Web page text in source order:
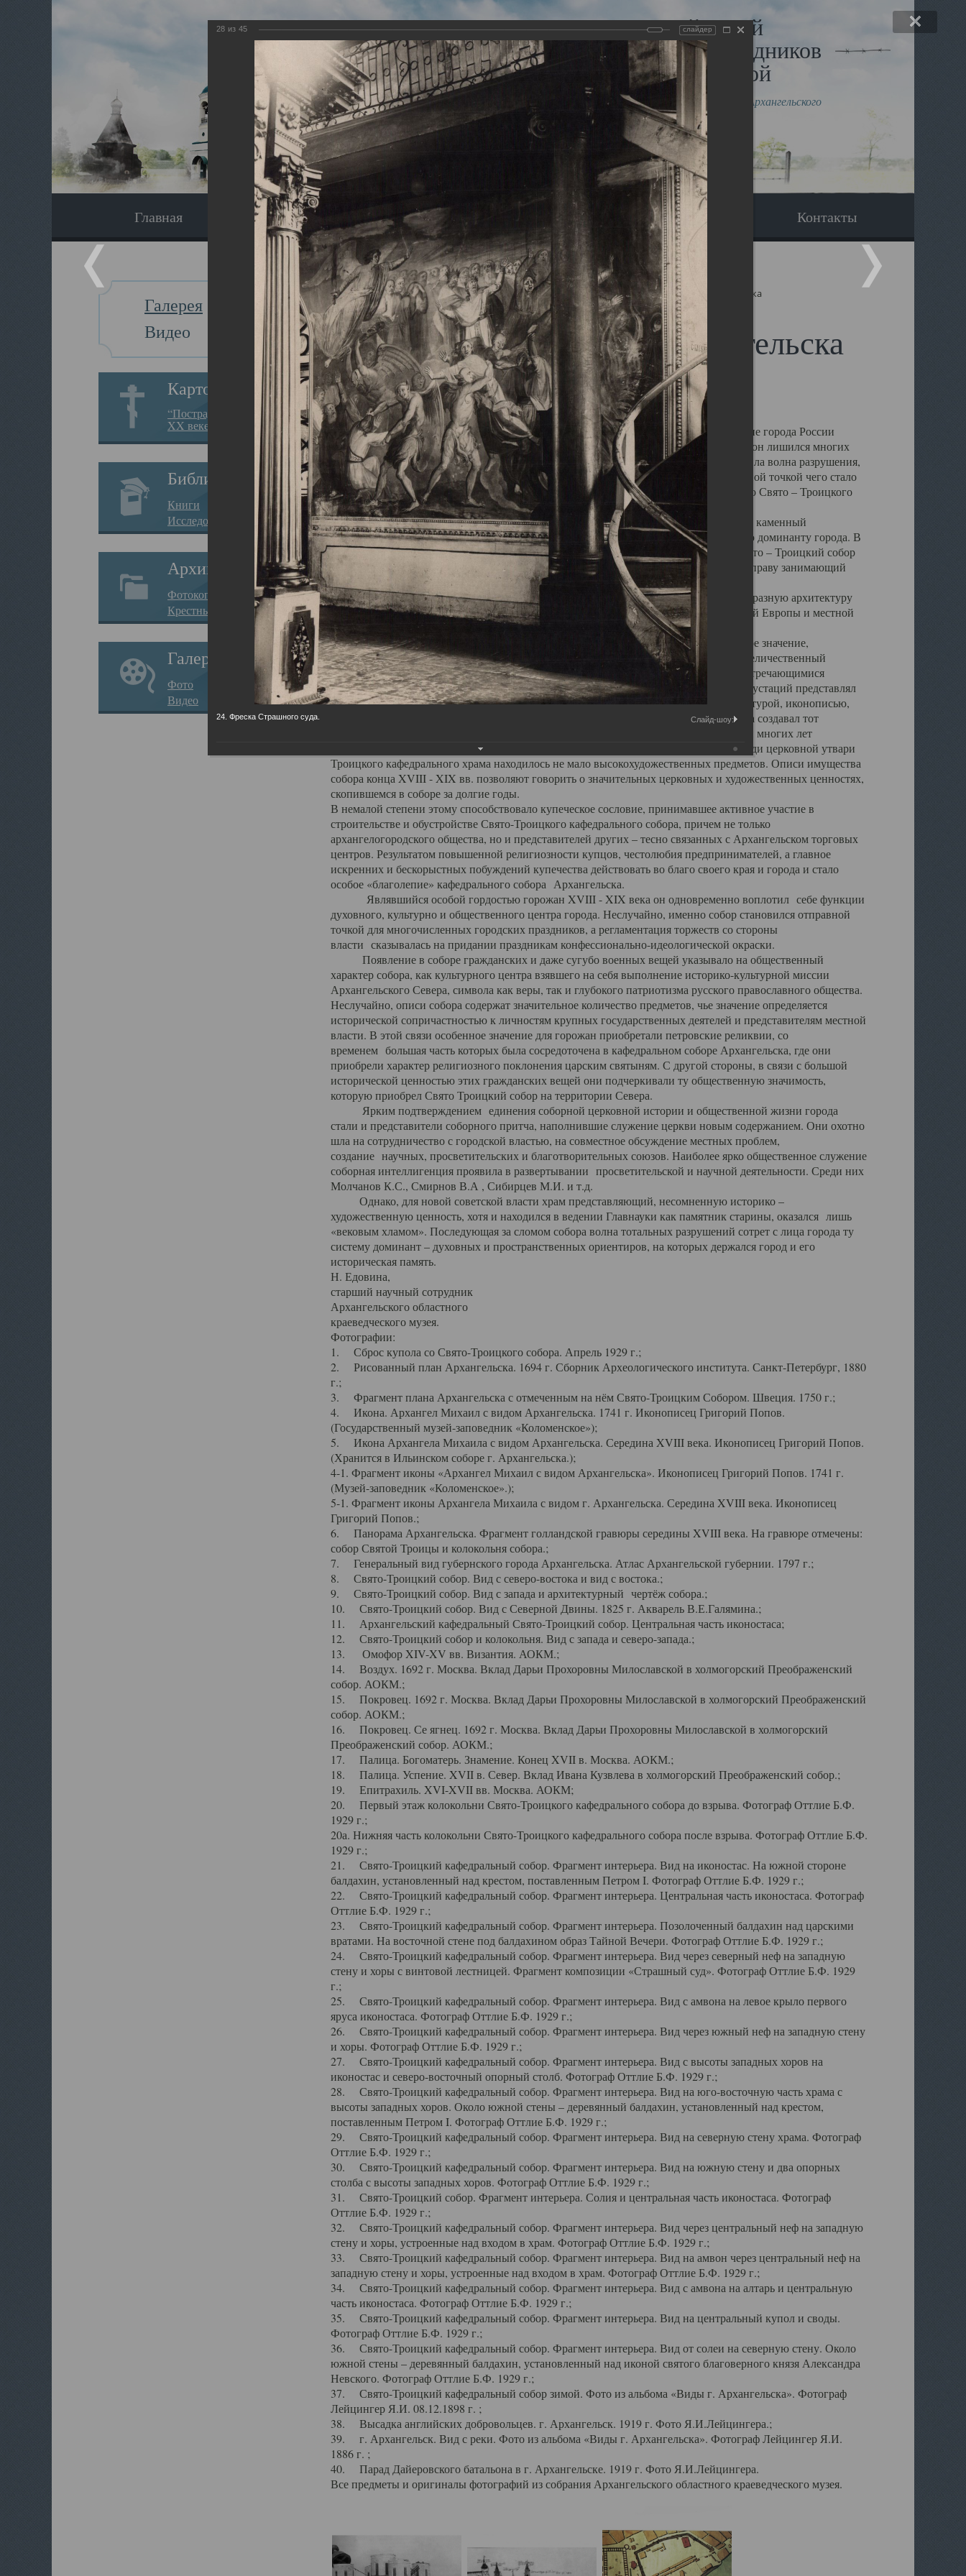
Виртуальный музей
Новомучеников и исповедников
Земли Архангельской
Сайт создан по благословлению митрополита Архангельского
и Холмогорского Даниила
Главная Экскурсия Наследники Галерея Вопрос-ответ Контакты
Галерея
Видео
Картотека
“Пострадавшие за веру в
XX веке на Севере”
Библиотека
Книги
Исследования
Архив
Фотокопии дел
Крестные ходы
Галерея
Фото
Видео
Главная Галерея Храмы-мученики Архангельска Свято-Троицкий собор Архангельска
Свято-Троицкий собор Архангельска
Свято-Троицкий собор Архангельска
23.12.2015
Сегодня мы можем говорить, что Архангельск в большей мере, чем другие губернские города России
пострадал от целенаправленных систематических разрушений, в результате которых он лишился многих
выдающихся памятников архитектуры. Больше всего по старому Архангельску ударила волна разрушения,
вызванная борьбой с религией, набравшая особую силу в конце 20 –х годов. Отправной точкой чего стало
разрушение православного центра архангельской губернии - ансамбля кафедрального Свято – Троицкого
собора Архангельска.
Возникнув в начале XVIII века в центре Архангельска, величественный каменный
двухэтажный Троицкий собор, сразу превратился в зрительную и градостроительную доминанту города. В
XVIII веке по масштабам ему не было равных на Севере. Вплоть до разрушения Свято – Троицкий собор
оставался самым высоким и значительным из городских строений Архангельска, по праву занимающий
второе место, после гостиных дворов, в градостроительной картине Архангельска.
Один из самых больших и светлых соборов России воплотил в себе яркую и своеобразную архитектуру
портового города с отраженными в ней архитектурными течениями России, Западной Европы и местной
архангелогородской школы церковного зодчества.
Масштабность, благолепие и богатство собора, вполне оправдывали его кафедральное значение,
заслуженно выделяя из многочисленных культовых построек города. Обширный и величественный
иконостас украшенный колоннами ионического стиля, с единственными нигде не встречающимися
царскими вратами, изящным фронтоном и множеством резных, символических инкрустаций представлял
собой поистине художественную ценность. В совокупности же с живописью, скульптурой, иконописью,
шитьем, многочисленными предметами церковной утвари интерьер Троицкого храма создавал тот
неповторимый красочный ансамбль декоративного убранства собора, на протяжении многих лет
поражающий воображение своих посетителей. В соборной ризнице, библиотеке, среди церковной утвари
Троицкого кафедрального храма находилось не мало высокохудожественных предметов. Описи имущества
собора конца XVIII - XIX вв. позволяют говорить о значительных церковных и художественных ценностях,
скопившемся в соборе за долгие годы.
В немалой степени этому способствовало купеческое сословие, принимавшее активное участие в
строительстве и обустройстве Свято-Троицкого кафедрального собора, причем не только
архангелогородского общества, но и представителей других – тесно связанных с Архангельском торговых
центров. Результатом повышенной религиозности купцов, честолюбия предпринимателей, а главное
искренних и бескорыстных побуждений купечества действовать во благо своего края и города и стало
особое «благолепие» кафедрального собора Архангельска.
Являвшийся особой гордостью горожан XVIII - XIX века он одновременно воплотил себе функции
духовного, культурно и общественного центра города. Неслучайно, именно собор становился отправной
точкой для многочисленных городских праздников, а регламентация торжеств со стороны
власти сказывалась на придании праздникам конфессионально-идеологической окраски.
Появление в соборе гражданских и даже сугубо военных вещей указывало на общественный
характер собора, как культурного центра взявшего на себя выполнение историко-культурной миссии
Архангельского Севера, символа как веры, так и глубокого патриотизма русского православного общества.
Неслучайно, описи собора содержат значительное количество предметов, чье значение определяется
исторической сопричастностью к личностям крупных государственных деятелей и представителям местной
власти. В этой связи особенное значение для горожан приобретали петровские реликвии, со
временем большая часть которых была сосредоточена в кафедральном соборе Архангельска, где они
приобрели характер религиозного поклонения царским святыням. С другой стороны, в связи с большой
исторической ценностью этих гражданских вещей они подчеркивали ту общественную значимость,
которую приобрел Свято Троицкий собор на территории Севера.
Ярким подтверждением единения соборной церковной истории и общественной жизни города
стали и представители соборного притча, наполнившие служение церкви новым содержанием. Они охотно
шла на сотрудничество с городской властью, на совместное обсуждение местных проблем,
создание научных, просветительских и благотворительных союзов. Наиболее ярко общественное служение
соборная интеллигенция проявила в развертывании просветительской и научной деятельности. Среди них
Молчанов К.С., Смирнов В.А , Сибирцев М.И. и т.д.
Однако, для новой советской власти храм представляющий, несомненную историко –
художественную ценность, хотя и находился в ведении Главнауки как памятник старины, оказался лишь
«вековым хламом». Последующая за сломом собора волна тотальных разрушений сотрет с лица города ту
систему доминант – духовных и пространственных ориентиров, на которых держался город и его
историческая память.
Н. Едовина,
старший научный сотрудник
Архангельского областного
краеведческого музея.
Фотографии:
1. Сброс купола со Свято-Троицкого собора. Апрель 1929 г.;
2. Рисованный план Архангельска. 1694 г. Сборник Археологического института. Санкт-Петербург, 1880
г.;
3. Фрагмент плана Архангельска с отмеченным на нём Свято-Троицким Собором. Швеция. 1750 г.;
4. Икона. Архангел Михаил с видом Архангельска. 1741 г. Иконописец Григорий Попов.
(Государственный музей-заповедник «Коломенское»);
5. Икона Архангела Михаила с видом Архангельска. Середина XVIII века. Иконописец Григорий Попов.
(Хранится в Ильинском соборе г. Архангельска.);
4-1. Фрагмент иконы «Архангел Михаил с видом Архангельска». Иконописец Григорий Попов. 1741 г.
(Музей-заповедник «Коломенское».);
5-1. Фрагмент иконы Архангела Михаила с видом г. Архангельска. Середина XVIII века. Иконописец
Григорий Попов.;
6. Панорама Архангельска. Фрагмент голландской гравюры середины XVIII века. На гравюре отмечены:
собор Святой Троицы и колокольня собора.;
7. Генеральный вид губернского города Архангельска. Атлас Архангельской губернии. 1797 г.;
8. Свято-Троицкий собор. Вид с северо-востока и вид с востока.;
9. Свято-Троицкий собор. Вид с запада и архитектурный чертёж собора.;
10. Свято-Троицкий собор. Вид с Северной Двины. 1825 г. Акварель В.Е.Галямина.;
11. Архангельский кафедральный Свято-Троицкий собор. Центральная часть иконостаса;
12. Свято-Троицкий собор и колокольня. Вид с запада и северо-запада.;
13. Омофор XIV-XV вв. Византия. АОКМ.;
14. Воздух. 1692 г. Москва. Вклад Дарьи Прохоровны Милославской в холмогорский Преображенский
собор. АОКМ.;
15. Покровец. 1692 г. Москва. Вклад Дарьи Прохоровны Милославской в холмогорский Преображенский
собор. АОКМ.;
16. Покровец. Се ягнец. 1692 г. Москва. Вклад Дарьи Прохоровны Милославской в холмогорский
Преображенский собор. АОКМ.;
17. Палица. Богоматерь. Знамение. Конец XVII в. Москва. АОКМ.;
18. Палица. Успение. XVII в. Север. Вклад Ивана Кузвлева в холмогорский Преображенский собор.;
19. Епитрахиль. XVI-XVII вв. Москва. АОКМ;
20. Первый этаж колокольни Свято-Троицкого кафедрального собора до взрыва. Фотограф Оттлие Б.Ф.
1929 г.;
20а. Нижняя часть колокольни Свято-Троицкого кафедрального собора после взрыва. Фотограф Оттлие Б.Ф.
1929 г.;
21. Свято-Троицкий кафедральный собор. Фрагмент интерьера. Вид на иконостас. На южной стороне
балдахин, установленный над крестом, поставленным Петром I. Фотограф Оттлие Б.Ф. 1929 г.;
22. Свято-Троицкий кафедральный собор. Фрагмент интерьера. Центральная часть иконостаса. Фотограф
Оттлие Б.Ф. 1929 г.;
23. Свято-Троицкий кафедральный собор. Фрагмент интерьера. Позолоченный балдахин над царскими
вратами. На восточной стене под балдахином образ Тайной Вечери. Фотограф Оттлие Б.Ф. 1929 г.;
24. Свято-Троицкий кафедральный собор. Фрагмент интерьера. Вид через северный неф на западную
стену и хоры с винтовой лестницей. Фрагмент композиции «Страшный суд». Фотограф Оттлие Б.Ф. 1929
г.;
25. Свято-Троицкий кафедральный собор. Фрагмент интерьера. Вид с амвона на левое крыло первого
яруса иконостаса. Фотограф Оттлие Б.Ф. 1929 г.;
26. Свято-Троицкий кафедральный собор. Фрагмент интерьера. Вид через южный неф на западную стену
и хоры. Фотограф Оттлие Б.Ф. 1929 г.;
27. Свято-Троицкий кафедральный собор. Фрагмент интерьера. Вид с высоты западных хоров на
иконостас и северо-восточный опорный столб. Фотограф Оттлие Б.Ф. 1929 г.;
28. Свято-Троицкий кафедральный собор. Фрагмент интерьера. Вид на юго-восточную часть храма с
высоты западных хоров. Около южной стены – деревянный балдахин, установленный над крестом,
поставленным Петром I. Фотограф Оттлие Б.Ф. 1929 г.;
29. Свято-Троицкий кафедральный собор. Фрагмент интерьера. Вид на северную стену храма. Фотограф
Оттлие Б.Ф. 1929 г.;
30. Свято-Троицкий кафедральный собор. Фрагмент интерьера. Вид на южную стену и два опорных
столба с высоты западных хоров. Фотограф Оттлие Б.Ф. 1929 г.;
31. Свято-Троицкий собор. Фрагмент интерьера. Солия и центральная часть иконостаса. Фотограф
Оттлие Б.Ф. 1929 г.;
32. Свято-Троицкий кафедральный собор. Фрагмент интерьера. Вид через центральный неф на западную
стену и хоры, устроенные над входом в храм. Фотограф Оттлие Б.Ф. 1929 г.;
33. Свято-Троицкий кафедральный собор. Фрагмент интерьера. Вид на амвон через центральный неф на
западную стену и хоры, устроенные над входом в храм. Фотограф Оттлие Б.Ф. 1929 г.;
34. Свято-Троицкий кафедральный собор. Фрагмент интерьера. Вид с амвона на алтарь и центральную
часть иконостаса. Фотограф Оттлие Б.Ф. 1929 г.;
35. Свято-Троицкий кафедральный собор. Фрагмент интерьера. Вид на центральный купол и своды.
Фотограф Оттлие Б.Ф. 1929 г.;
36. Свято-Троицкий кафедральный собор. Фрагмент интерьера. Вид от солеи на северную стену. Около
южной стены – деревянный балдахин, установленный над иконой святого благоверного князя Александра
Невского. Фотограф Оттлие Б.Ф. 1929 г.;
37. Свято-Троицкий кафедральный собор зимой. Фото из альбома «Виды г. Архангельска». Фотограф
Лейцингер Я.И. 08.12.1898 г. ;
38. Высадка английских добровольцев. г. Архангельск. 1919 г. Фото Я.И.Лейцингера.;
39. г. Архангельск. Вид с реки. Фото из альбома «Виды г. Архангельска». Фотограф Лейцингер Я.И.
1886 г. ;
40. Парад Дайеровского батальона в г. Архангельске. 1919 г. Фото Я.И.Лейцингера.
Все предметы и оригиналы фотографий из собрания Архангельского областного краеведческого музея.
28 из 45 слайдер
24. Фреска Страшного суда. Слайд-шоу: